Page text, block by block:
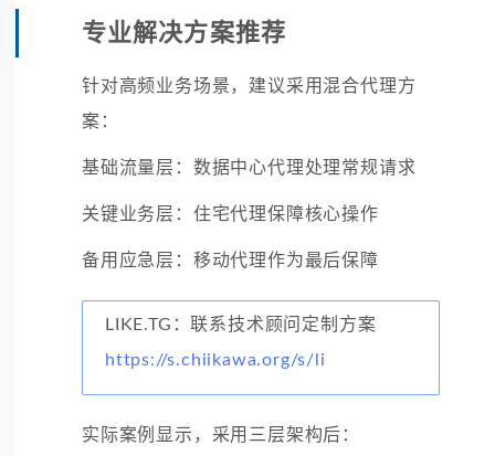
专业解决方案推荐
针对高频业务场景，建议采用混合代理方
案：
基础流量层：数据中心代理处理常规请求
关键业务层：住宅代理保障核心操作
备用应急层：移动代理作为最后保障
LIKE.TG：联系技术顾问定制方案
https://s.chiikawa.org/s/li
实际案例显示，采用三层架构后：